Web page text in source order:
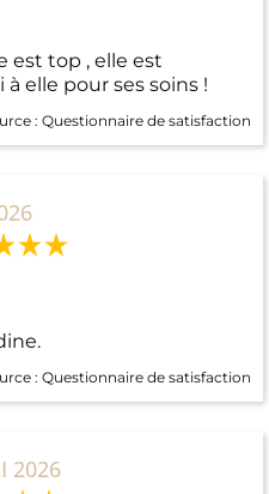
est top , elle est
elle pour ses soins !
: Questionnaire de satisfaction
: Questionnaire de satisfaction
2026